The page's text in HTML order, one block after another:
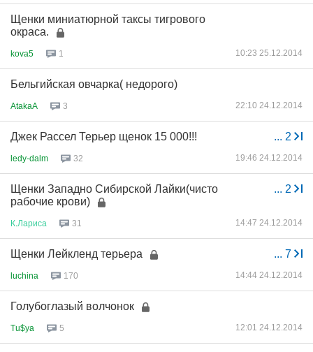
Щенки миниатюрной таксы тигрового
окраса.
kova5 1 10:23 25.12.2014
Бельгийская овчарка( недорого)
AtakaA 3 22:10 24.12.2014
... 2
Джек Рассел Терьер щенок 15 000!!!
ledy-dalm 32 19:46 24.12.2014
... 2
Щенки Западно Сибирской Лайки(чисто
рабочие крови)
К Лариса 31 14:47 24.12.2014
... 7
Щенки Лейкленд терьера
luchina 170 14:44 24.12.2014
Голубоглазый волчонок
Tu$ya 5 12:01 24.12.2014